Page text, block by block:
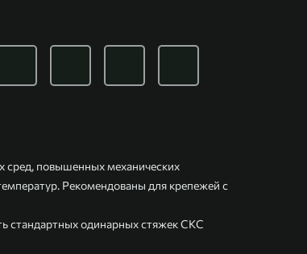
сред, повышенных механических
Рекомендованы для крепежей с
стандартных одинарных стяжек СКС